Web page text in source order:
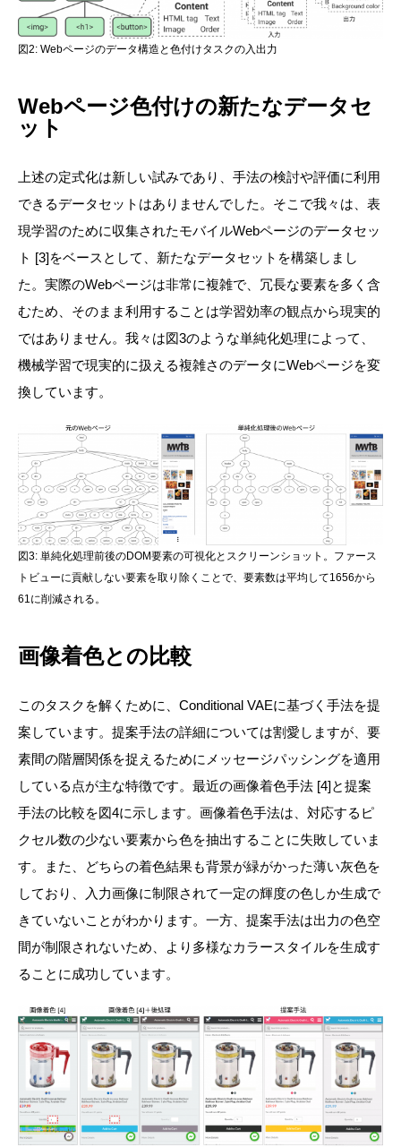
図2: Webページのデータ構造と色付けタスクの入出力
Webページ色付けの新たなデータセ
ット
上述の定式化は新しい試みであり、手法の検討や評価に利用
できるデータセットはありませんでした。そこで我々は、表
現学習のために収集されたモバイルWebページのデータセッ
ト [3]をベースとして、新たなデータセットを構築しまし
た。実際のWebページは非常に複雑で、冗長な要素を多く含
むため、そのまま利用することは学習効率の観点から現実的
ではありません。我々は図3のような単純化処理によって、
機械学習で現実的に扱える複雑さのデータにWebページを変
換しています。
図3: 単純化処理前後のDOM要素の可視化とスクリーンショット。ファース
トビューに貢献しない要素を取り除くことで、要素数は平均して1656から
61に削減される。
画像着色との比較
このタスクを解くために、Conditional VAEに基づく手法を提
案しています。提案手法の詳細については割愛しますが、要
素間の階層関係を捉えるためにメッセージパッシングを適用
している点が主な特徴です。最近の画像着色手法 [4]と提案
手法の比較を図4に示します。画像着色手法は、対応するピ
クセル数の少ない要素から色を抽出することに失敗していま
す。また、どちらの着色結果も背景が緑がかった薄い灰色を
しており、入力画像に制限されて一定の輝度の色しか生成で
きていないことがわかります。一方、提案手法は出力の色空
間が制限されないため、より多様なカラースタイルを生成す
ることに成功しています。